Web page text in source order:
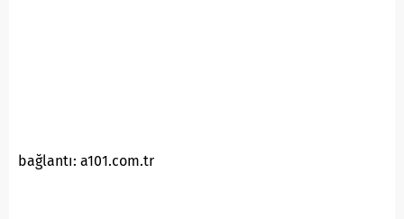
bağlantı: a101.com.tr